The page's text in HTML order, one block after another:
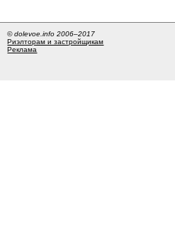
© dolevoe.info 2006–2017
Риэлторам и застройщикам
Реклама